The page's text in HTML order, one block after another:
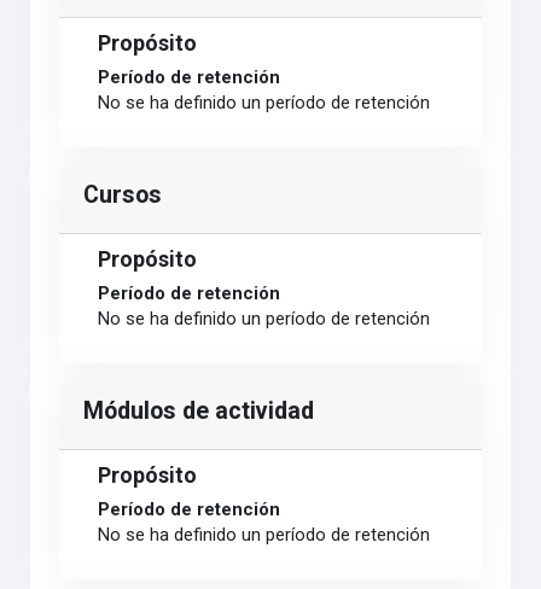
Propósito
Período de retención
No se ha definido un período de retención
Cursos
Propósito
Período de retención
No se ha definido un período de retención
Módulos de actividad
Propósito
Período de retención
No se ha definido un período de retención